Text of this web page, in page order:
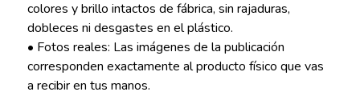
colores y brillo intactos de fábrica, sin rajaduras,
dobleces ni desgastes en el plástico.
• Fotos reales: Las imágenes de la publicación
corresponden exactamente al producto físico que vas
a recibir en tus manos.